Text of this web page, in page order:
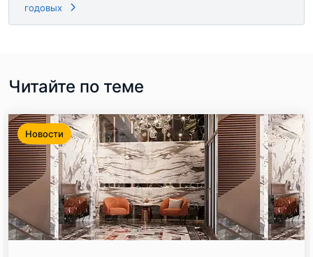
годовых
Читайте по теме
Новости